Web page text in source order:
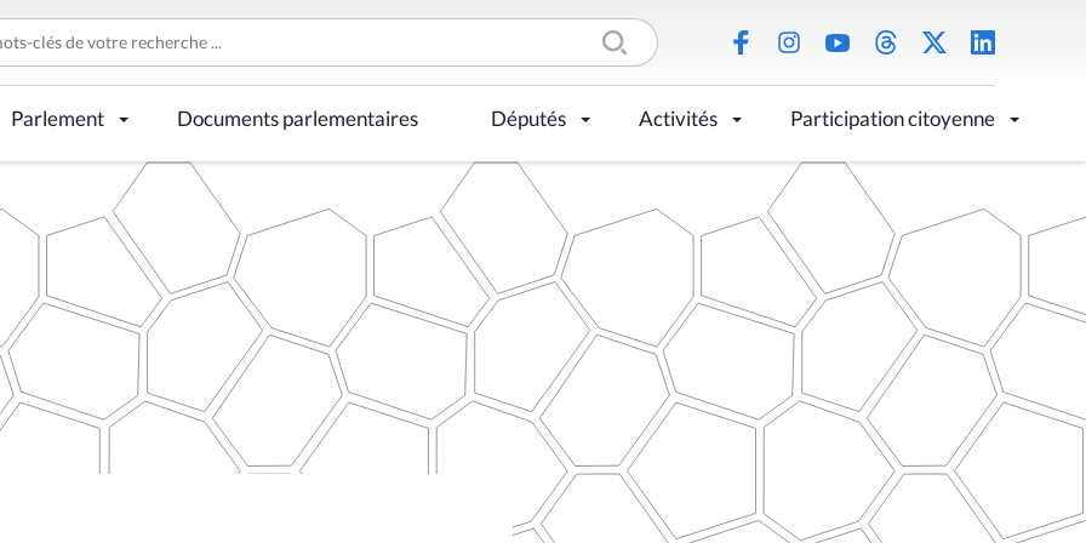
Parlement Documents parlementaires Députés Activités Participation citoyenne